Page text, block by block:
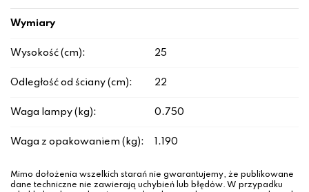
Wymiary
Wysokość (cm): 25
Odległość od ściany (cm): 22
Waga lampy (kg): 0.750
Waga z opakowaniem (kg): 1.190
Mimo dołożenia wszelkich starań nie gwarantujemy, że publikowane
dane techniczne nie zawierają uchybień lub błędów. W przypadku